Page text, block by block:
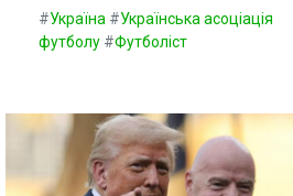
#Україна #Українська асоціація
футболу #Футболіст